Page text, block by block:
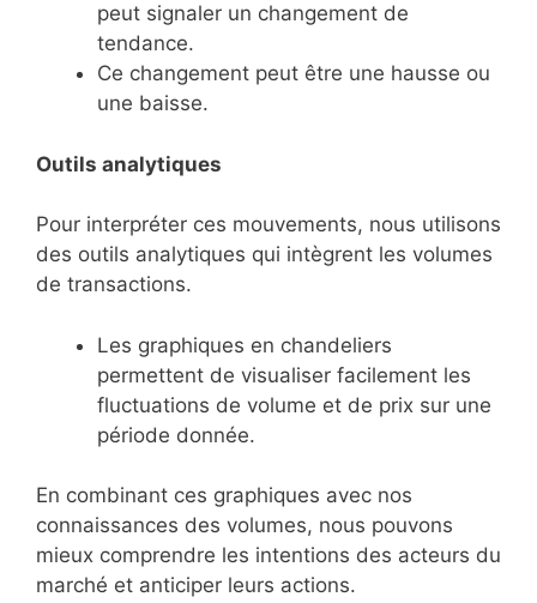
peut signaler un changement de
tendance.
Ce changement peut être une hausse ou
une baisse.
Outils analytiques
Pour interpréter ces mouvements, nous utilisons
des outils analytiques qui intègrent les volumes
de transactions.
Les graphiques en chandeliers
permettent de visualiser facilement les
fluctuations de volume et de prix sur une
période donnée.
En combinant ces graphiques avec nos
connaissances des volumes, nous pouvons
mieux comprendre les intentions des acteurs du
marché et anticiper leurs actions.